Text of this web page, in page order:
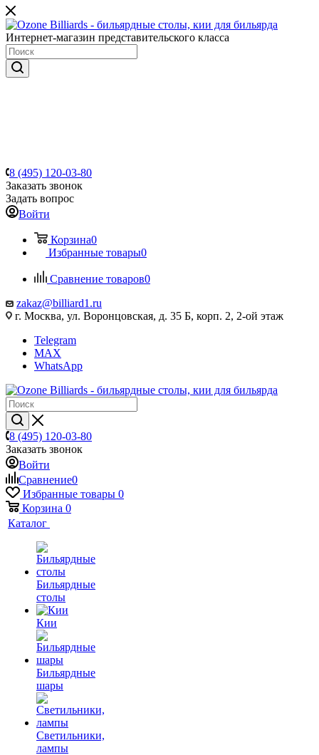
Интернет-магазин представительского класса
8 (495) 120-03-80
Заказать звонок
Задать вопрос
Войти
Корзина0
Избранные товары0
Сравнение товаров0
zakaz@billiard1.ru
г. Москва, ул. Воронцовская, д. 35 Б, корп. 2, 2-ой этаж
Telegram
MAX
WhatsApp
8 (495) 120-03-80
Заказать звонок
Войти
Сравнение0
Избранные товары 0
Корзина 0
Каталог
Бильярдные
столы
Кии
Бильярдные
шары
Светильники,
лампы